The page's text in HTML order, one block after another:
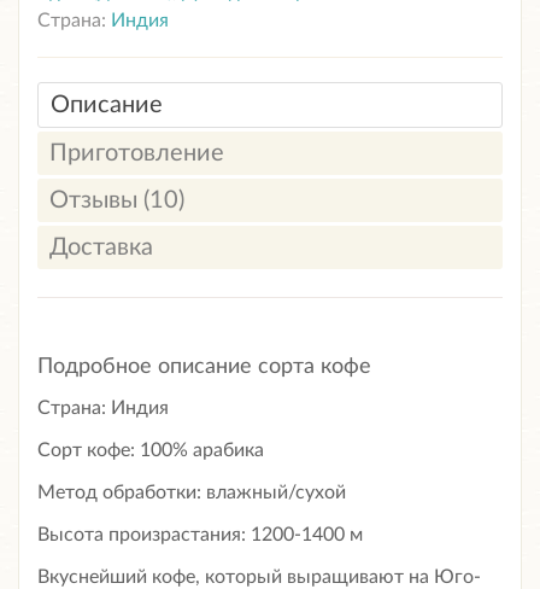
Страна: Индия
Описание
Приготовление
Отзывы (10)
Доставка
Подробное описание сорта кофе
Страна: Индия
Сорт кофе: 100% арабика
Метод обработки: влажный/сухой
Высота произрастания: 1200-1400 м
Вкуснейший кофе, который выращивают на Юго-